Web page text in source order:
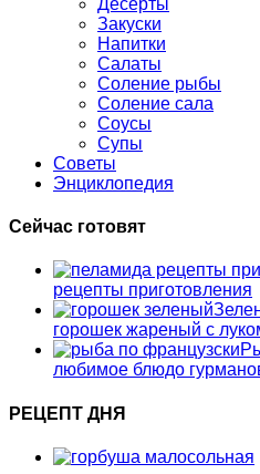
Десерты
Закуски
Напитки
Салаты
Соление рыбы
Соление сала
Соусы
Супы
Советы
Энциклопедия
Сейчас готовят
рецепты приготовления
горошек жареный с
любимое блюдо
РЕЦЕПТ ДНЯ